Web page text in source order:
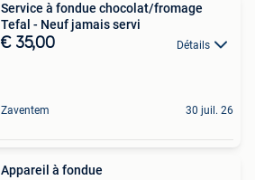
Service à fondue chocolat/fromage
Tefal - Neuf jamais servi
€ 35,00 Détails
Zaventem 30 juil. 26
Appareil à fondue